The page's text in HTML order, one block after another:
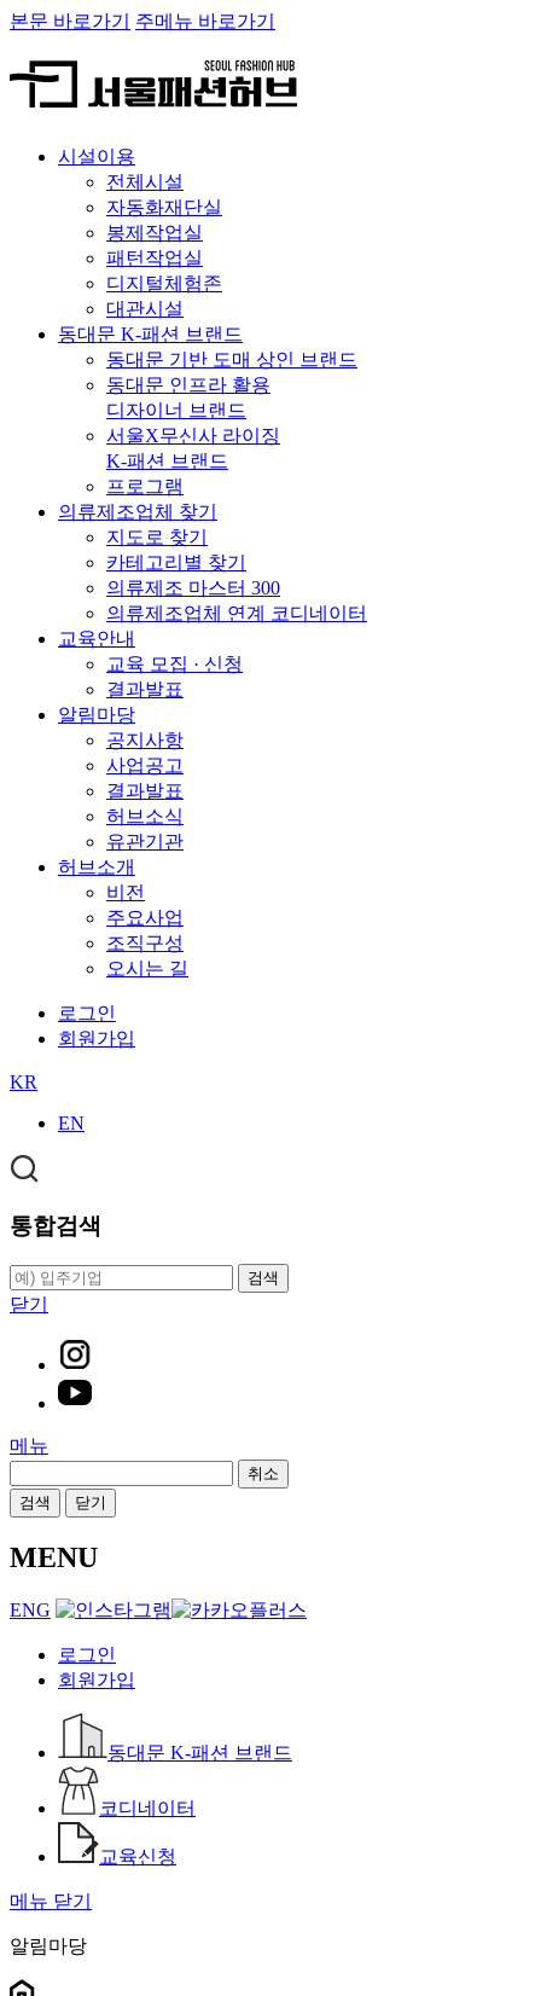
본문 바로가기 주메뉴 바로가기
시설이용
전체시설
자동화재단실
봉제작업실
패턴작업실
디지털체험존
대관시설
동대문 K-패션 브랜드
동대문 기반 도매 상인 브랜드
동대문 인프라 활용
디자이너 브랜드
서울X무신사 라이징
K-패션 브랜드
프로그램
의류제조업체 찾기
지도로 찾기
카테고리별 찾기
의류제조 마스터 300
의류제조업체 연계 코디네이터
교육안내
교육 모집 · 신청
결과발표
알림마당
공지사항
사업공고
결과발표
허브소식
유관기관
허브소개
비전
주요사업
조직구성
오시는 길
로그인
회원가입
KR
EN
통합검색
검색
닫기
메뉴
취소
검색
닫기
MENU
ENG
로그인
회원가입
동대문 K-패션 브랜드
코디네이터
교육신청
메뉴 닫기
알림마당